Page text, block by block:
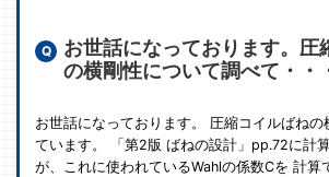
お世話になっております。圧
の横剛性について調べて・・
お世話になっております。 圧縮コイルばね
ています。 「第2版 ばねの設計」pp.72に計
が、これに使われているWahlの係数Cを 計算